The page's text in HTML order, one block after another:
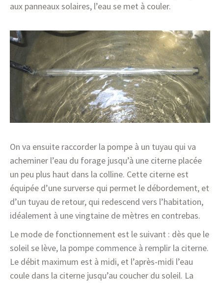
aux panneaux solaires, l’eau se met à couler.
On va ensuite raccorder la pompe à un tuyau qui va
acheminer l’eau du forage jusqu’à une citerne placée
un peu plus haut dans la colline. Cette citerne est
équipée d’une surverse qui permet le débordement, et
d’un tuyau de retour, qui redescend vers l’habitation,
idéalement à une vingtaine de mètres en contrebas.
Le mode de fonctionnement est le suivant : dès que le
soleil se lève, la pompe commence à remplir la citerne.
Le débit maximum est à midi, et l’après-midi l’eau
coule dans la citerne jusqu’au coucher du soleil. La